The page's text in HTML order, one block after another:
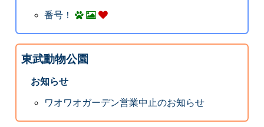
番号！
東武動物公園
お知らせ
ワオワオガーデン営業中止のお知らせ